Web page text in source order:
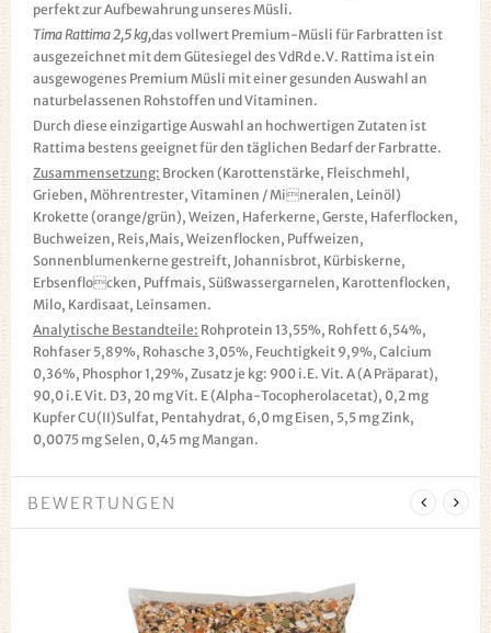
perfekt zur Aufbewahrung unseres Müsli.
Tima Rattima 2,5 kg,das vollwert Premium-Müsli für Farbratten ist
ausgezeichnet mit dem Gütesiegel des VdRd e.V. Rattima ist ein
ausgewogenes Premium Müsli mit einer gesunden Auswahl an
naturbelassenen Rohstoffen und Vitaminen.
Durch diese einzigartige Auswahl an hochwertigen Zutaten ist
Rattima bestens geeignet für den täglichen Bedarf der Farbratte.
Zusammensetzung: Brocken (Karottenstärke, Fleischmehl,
Grieben, Möhrentrester, Vitaminen / Mineralen, Leinöl)
Krokette (orange/grün), Weizen, Haferkerne, Gerste, Haferflocken,
Buchweizen, Reis,Mais, Weizenflocken, Puffweizen,
Sonnenblumenkerne gestreift, Johannisbrot, Kürbiskerne,
Erbsenflocken, Puffmais, Süßwassergarnelen, Karottenflocken,
Milo, Kardisaat, Leinsamen.
Analytische Bestandteile: Rohprotein 13,55%, Rohfett 6,54%,
Rohfaser 5,89%, Rohasche 3,05%, Feuchtigkeit 9,9%, Calcium
0,36%, Phosphor 1,29%, Zusatz je kg: 900 i.E. Vit. A (A Präparat),
90,0 i.E Vit. D3, 20 mg Vit. E (Alpha-Tocopherolacetat), 0,2 mg
Kupfer CU(II)Sulfat, Pentahydrat, 6,0 mg Eisen, 5,5 mg Zink,
0,0075 mg Selen, 0,45 mg Mangan.
BEWERTUNGEN